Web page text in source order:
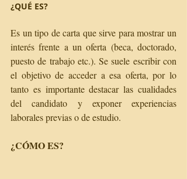
¿QUÉ ES?
Es un tipo de carta que sirve para mostrar un
interés frente a un oferta (beca, doctorado,
puesto de trabajo etc.). Se suele escribir con
el objetivo de acceder a esa oferta, por lo
tanto es importante destacar las cualidades
del candidato y exponer experiencias
laborales previas o de estudio.
¿CÓMO ES?